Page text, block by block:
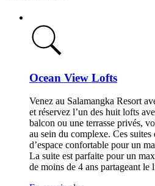
Ocean View Lofts
Venez au Salamangka Resort
et réservez l’un des huit lofts
balcon ou une terrasse privés,
au sein du complexe. Ces
d’espace confortable pour un
La suite est parfaite pour un
de moins de 4 ans partageant le